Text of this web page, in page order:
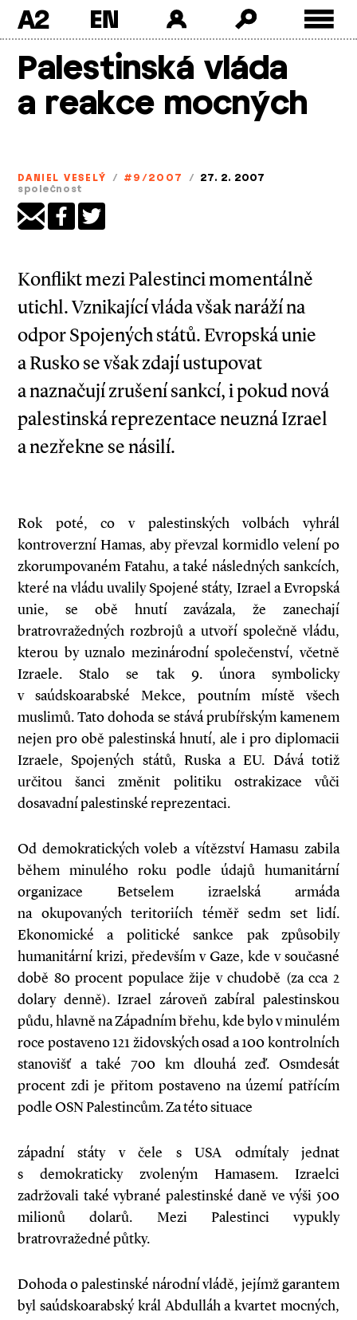
A2
Palestinská vláda
a reakce mocných
DANIEL VESELÝ / #9/2007 / 27. 2. 2007
společnost
Konflikt mezi Palestinci momentálně
utichl. Vznikající vláda však naráží na
odpor Spojených států. Evropská unie
a Rusko se však zdají ustupovat
a naznačují zrušení sankcí, i pokud nová
palestinská reprezentace neuzná Izrael
a nezřekne se násilí.
Rok poté, co v palestinských volbách vyhrál
kontroverzní Hamas, aby převzal kormidlo velení po
zkorumpovaném Fatahu, a také následných sankcích,
které na vládu uvalily Spojené státy, Izrael a Evropská
unie, se obě hnutí zavázala, že zanechají
bratrovražedných rozbrojů a utvoří společně vládu,
kterou by uznalo mezinárodní společenství, včetně
Izraele. Stalo se tak 9. února symbolicky
v saúdskoarabské Mekce, poutním místě všech
muslimů. Tato dohoda se stává prubířským kamenem
nejen pro obě palestinská hnutí, ale i pro diplomacii
Izraele, Spojených států, Ruska a EU. Dává totiž
určitou šanci změnit politiku ostrakizace vůči
dosavadní palestinské reprezentaci.
Od demokratických voleb a vítězství Hamasu zabila
během minulého roku podle údajů humanitární
organizace Betselem izraelská armáda
na okupovaných teritoriích téměř sedm set lidí.
Ekonomické a politické sankce pak způsobily
humanitární krizi, především v Gaze, kde v současné
době 80 procent populace žije v chudobě (za cca 2
dolary denně). Izrael zároveň zabíral palestinskou
půdu, hlavně na Západním břehu, kde bylo v minulém
roce postaveno 121 židovských osad a 100 kontrolních
stanovišť a také 700 km dlouhá zeď. Osmdesát
procent zdi je přitom postaveno na území patřícím
podle OSN Palestincům. Za této situace
západní státy v čele s USA odmítaly jednat
s demokraticky zvoleným Hamasem. Izraelci
zadržovali také vybrané palestinské daně ve výši 500
milionů dolarů. Mezi Palestinci vypukly
bratrovražedné půtky.
Dohoda o palestinské národní vládě, jejímž garantem
byl saúdskoarabský král Abdulláh a kvartet mocných,